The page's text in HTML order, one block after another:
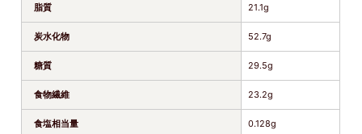
脂質 21.1g
炭水化物 52.7g
糖質 29.5g
食物繊維 23.2g
食塩相当量 0.128g